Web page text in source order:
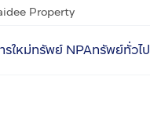
Property
รใหม่ทรัพย์ NPAทรัพย์ทั่วไป